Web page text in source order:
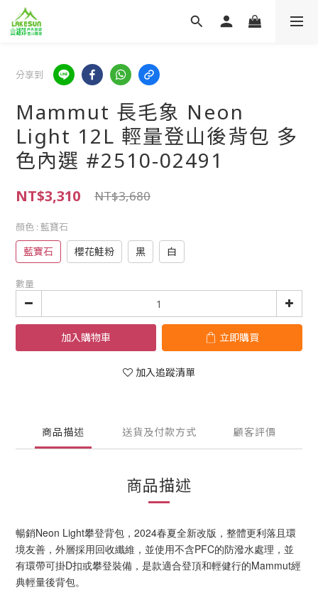
分享到
Mammut 長毛象 Neon
Light 12L 輕量登山後背包 多
色內選 #2510-02491
NT$3,310 NT$3,680
顏色 : 藍寶石
藍寶石 櫻花鮭粉 黑 白
數量
加入購物車 立即購買
加入追蹤清單
商品描述 送貨及付款方式 顧客評價
商品描述
暢銷Neon Light攀登背包，2024春夏全新改版，整體更利落且環
境友善，外層採用回收纖維，並使用不含PFC的防潑水處理，並
有環帶可掛D扣或攀登裝備，是款適合登頂和輕健行的Mammut經
典輕量後背包。